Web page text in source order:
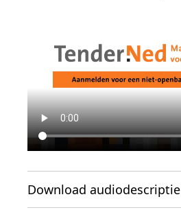
Download audiodescriptie